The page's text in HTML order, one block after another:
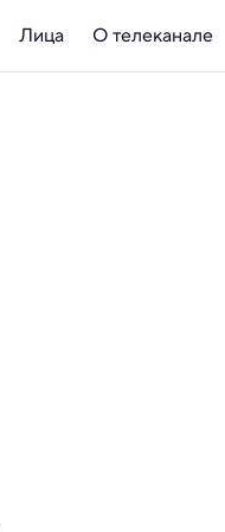
Лица О телеканале